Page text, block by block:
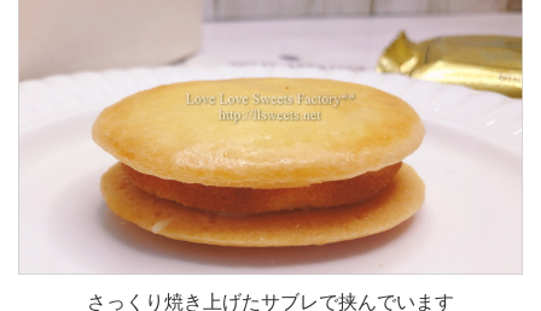
さっくり焼き上げたサブレで挟んでいます